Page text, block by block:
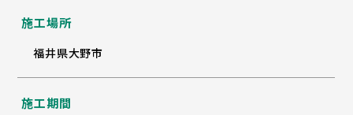
施工場所
福井県大野市
施工期間